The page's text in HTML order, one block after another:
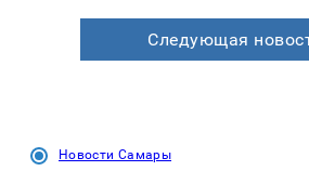
Следующая
Новости Самары